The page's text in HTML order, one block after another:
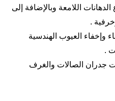
اللامعة وبالإضافة إلى
.
وإخفاء العيوب الهندسية
.
جدران الصالات والغرف